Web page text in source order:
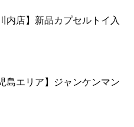
内店】新品カプセルトイ入
島エリア】ジャンケンマン